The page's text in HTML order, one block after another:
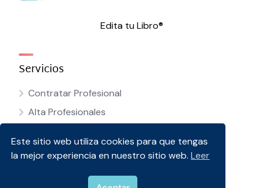
Edita tu Libro®
Servicios
Contratar Profesional
Alta Profesionales
Blog
Corrección de Textos
Este sitio web utiliza cookies para que tengas
la mejor experiencia en nuestro sitio web.Leer